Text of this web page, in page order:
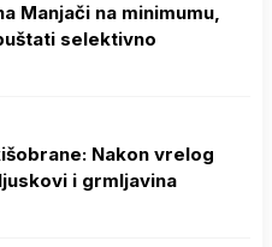
Manjači na minimumu,
selektivno
Nakon vrelog
i grmljavina